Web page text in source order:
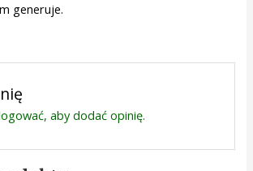
generuje.
, aby dodać opinię.